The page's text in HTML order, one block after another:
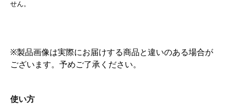
せん。
※製品画像は実際にお届けする商品と違いのある場合が
ございます。予めご了承ください。
使い方